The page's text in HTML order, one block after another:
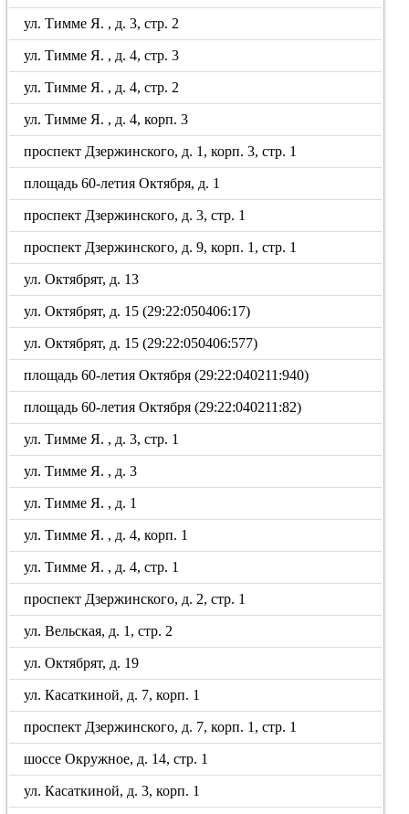
ул. Тимме Я. , д. 3, стр. 2
ул. Тимме Я. , д. 4, стр. 3
ул. Тимме Я. , д. 4, стр. 2
ул. Тимме Я. , д. 4, корп. 3
проспект Дзержинского, д. 1, корп. 3, стр. 1
площадь 60-летия Октября, д. 1
проспект Дзержинского, д. 3, стр. 1
проспект Дзержинского, д. 9, корп. 1, стр. 1
ул. Октябрят, д. 13
ул. Октябрят, д. 15 (29:22:050406:17)
ул. Октябрят, д. 15 (29:22:050406:577)
площадь 60-летия Октября (29:22:040211:940)
площадь 60-летия Октября (29:22:040211:82)
ул. Тимме Я. , д. 3, стр. 1
ул. Тимме Я. , д. 3
ул. Тимме Я. , д. 1
ул. Тимме Я. , д. 4, корп. 1
ул. Тимме Я. , д. 4, стр. 1
проспект Дзержинского, д. 2, стр. 1
ул. Вельская, д. 1, стр. 2
ул. Октябрят, д. 19
ул. Касаткиной, д. 7, корп. 1
проспект Дзержинского, д. 7, корп. 1, стр. 1
шоссе Окружное, д. 14, стр. 1
ул. Касаткиной, д. 3, корп. 1